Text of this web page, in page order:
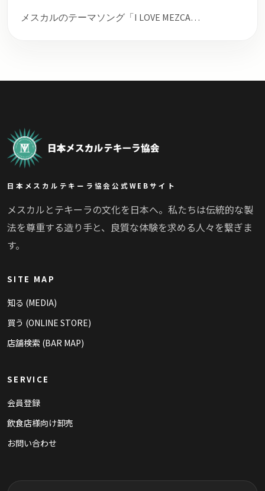
メスカルのテーマソング「I LOVE MEZCA…
日本メスカルテキーラ協会公式WEBサイト
メスカルとテキーラの文化を日本へ。私たちは伝統的な製
法を尊重する造り手と、良質な体験を求める人々を繋ぎま
す。
SITE MAP
知る (MEDIA)
買う (ONLINE STORE)
店舗検索 (BAR MAP)
SERVICE
会員登録
飲食店様向け卸売
お問い合わせ